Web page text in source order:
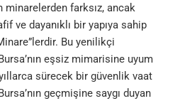
farksız, ancak
ve dayanıklı bir yapıya sahip
Bu yenilikçi
eşsiz mimarisine uyum
sürecek bir güvenlik vaat
geçmişine saygı duyan